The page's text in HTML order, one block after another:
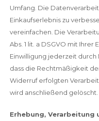
Umfang. Die
Einkaufserlebnis zu
vereinfachen. Die
Abs. 1 lit. a DSGVO mit Ihrer
Einwilligung jederzeit
dass die Rechtmäßigkeit
Widerruf erfolgten
wird anschließend gelöscht.
Erhebung, Verarbeitung